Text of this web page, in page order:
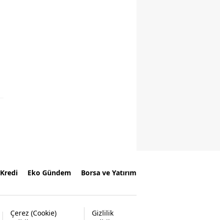
Kredi Eko Gündem Borsa ve Yatırım
Çerez (Cookie)
Gizlilik